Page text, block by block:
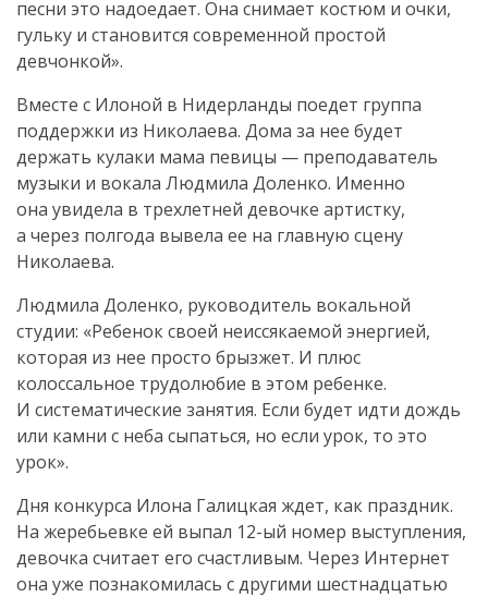
песни это надоедает. Она снимает костюм и очки,
гульку и становится современной простой
девчонкой».
Вместе с Илоной в Нидерланды поедет группа
поддержки из Николаева. Дома за нее будет
держать кулаки мама певицы — преподаватель
музыки и вокала Людмила Доленко. Именно
она увидела в трехлетней девочке артистку,
а через полгода вывела ее на главную сцену
Николаева.
Людмила Доленко, руководитель вокальной
студии: «Ребенок своей неиссякаемой энергией,
которая из нее просто брызжет. И плюс
колоссальное трудолюбие в этом ребенке.
И систематические занятия. Если будет идти дождь
или камни с неба сыпаться, но если урок, то это
урок».
Дня конкурса Илона Галицкая ждет, как праздник.
На жеребьевке ей выпал 12-ый номер выступления,
девочка считает его счастливым. Через Интернет
она уже познакомилась с другими шестнадцатью